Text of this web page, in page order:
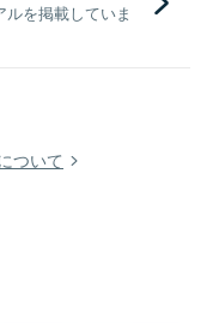
を掲載していま
ついて